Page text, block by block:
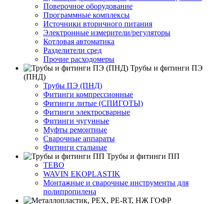
Поверочное оборудование
Программные комплексы
Источники вторичного питания
Электронные измерители/регуляторы
Котловая автоматика
Разделители сред
Прочие расходомеры
Трубы и фитинги ПЭ
(ПНД)
Трубы ПЭ (ПНД)
Фитинги компрессионные
Фитинги литые (СПИГОТЫ)
Фитинги электросварные
Фитинги чугунные
Муфты ремонтные
Сварочные аппараты
Фитинги стальные
Трубы и фитинги ПП
TEBO
WAVIN EKOPLASTIK
Монтажные и сварочные инструменты для
полипропилена